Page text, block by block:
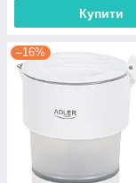
Купити
–16%